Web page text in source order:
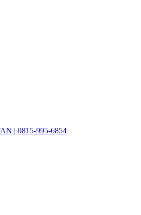
| 0815-995-6854